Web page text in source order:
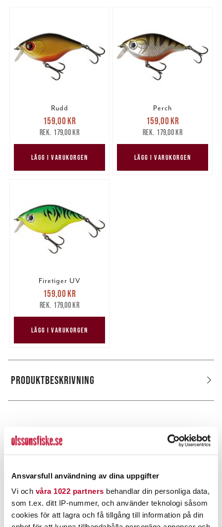
Ansvarsfull användning av dina uppgifter
Vi och våra 1022 partners behandlar din personliga data,
som t.ex. ditt IP-nummer, och använder teknologi såsom
cookies för att lagra och få tillgång till information på din
Rudd
Nuvarande pris
159,00 krTidigare pris
179,00 kr
159,00 kr
179,00 kr
LÄGG I VARUKORGEN
Perch
Nuvarande pris
159,00 krTidigare pris
179,00 kr
159,00 kr
179,00 kr
LÄGG I VARUKORGEN
Firetiger UV
Nuvarande pris
159,00 krTidigare pris
179,00 kr
159,00 kr
179,00 kr
LÄGG I VARUKORGEN
PRODUKTBESKRIVNING
POPULÄRT JUST NU